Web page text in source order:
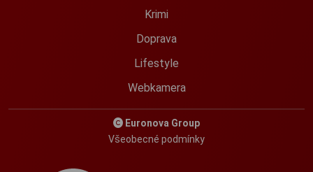
Krimi
Doprava
Lifestyle
Webkamera
Euronova Group
Všeobecné podmínky